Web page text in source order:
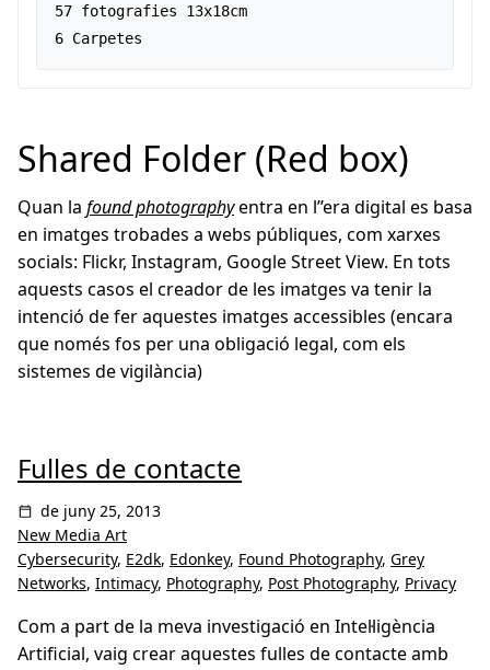
57 fotografies 13x18cm
6 Carpetes
Shared Folder (Red box)
Quan la found photographyentra en l’’era digital es basa
en imatges trobades a webs públiques, com xarxes
socials: Flickr, Instagram, Google Street View. En tots
aquests casos el creador de les imatges va tenir la
intenció de fer aquestes imatges accessibles (encara
que només fos per una obligació legal, com els
sistemes de vigilància)
Fulles de contacte
de juny 25, 2013
New Media Art
Cybersecurity, E2dk, Edonkey, Found Photography, Grey
Networks, Intimacy, Photography, Post Photography, Privacy
Com a part de la meva investigació en Intel·ligència
Artificial, vaig crear aquestes fulles de contacte amb